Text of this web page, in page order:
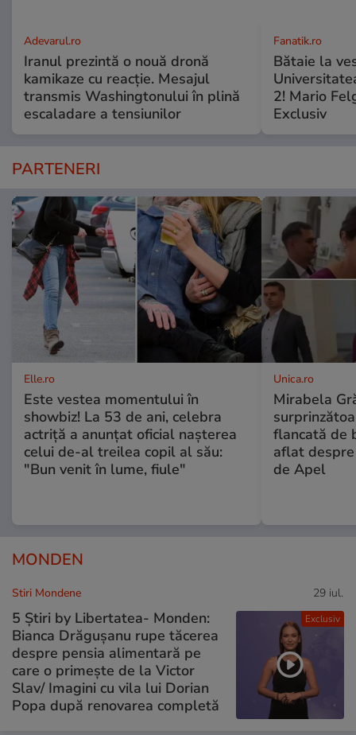
Adevarul.ro
Iranul prezintă o nouă dronă
kamikaze cu reacție. Mesajul
transmis Washingtonului în plină
escaladare a tensiunilor
Fanatik.ro
Bătaie la
2! Mario
Exclusiv
PARTENERI
Elle.ro
Este vestea momentului în
showbiz! La 53 de ani, celebra
actriță a anunțat oficial nașterea
celui de-al treilea copil al său:
"Bun venit în lume, fiule"
Unica.ro
Mirabela
flancată de
aflat
de Apel
MONDEN
Exclusiv
Stiri Mondene 29 iul.
5 Știri by Libertatea- Monden:
Bianca Drăgușanu rupe tăcerea
despre pensia alimentară pe
care o primește de la Victor
Slav/ Imagini cu vila lui Dorian
Popa după renovarea completă